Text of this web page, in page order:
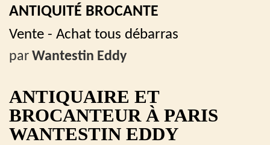
ANTIQUITÉ BROCANTE
Vente - Achat tous débarras
par Wantestin Eddy
ANTIQUAIRE ET
BROCANTEUR À PARIS
WANTESTIN EDDY